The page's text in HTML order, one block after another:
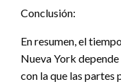
Conclusión:
En resumen, el
Nueva York
con la que las partes